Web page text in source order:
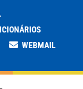
WEBMAIL